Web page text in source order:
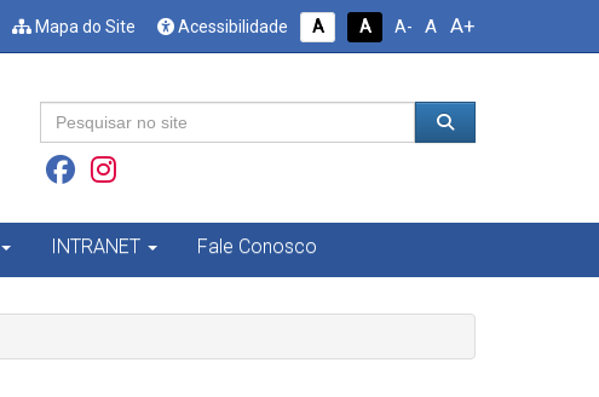
Mapa do Site Acessibilidade A A A- A A+
INTRANET Fale Conosco